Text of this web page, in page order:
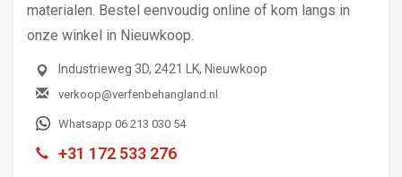
materialen. Bestel eenvoudig online of kom langs in
onze winkel in Nieuwkoop.
Industrieweg 3D, 2421 LK, Nieuwkoop
verkoop@verfenbehangland.nl
Whatsapp 06 213 030 54
+31 172 533 276